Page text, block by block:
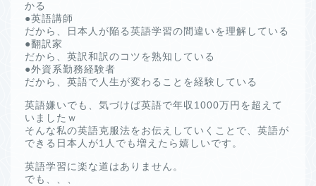
かる
●英語講師
だから、日本人が陥る英語学習の間違いを理解している
●翻訳家
だから、英訳和訳のコツを熟知している
●外資系勤務経験者
だから、英語で人生が変わることを経験している
英語嫌いでも、気づけば英語で年収1000万円を超えて
いましたｗ
そんな私の英語克服法をお伝えしていくことで、英語が
できる日本人が1人でも増えたら嬉しいです。
英語学習に楽な道はありません。
でも、、、